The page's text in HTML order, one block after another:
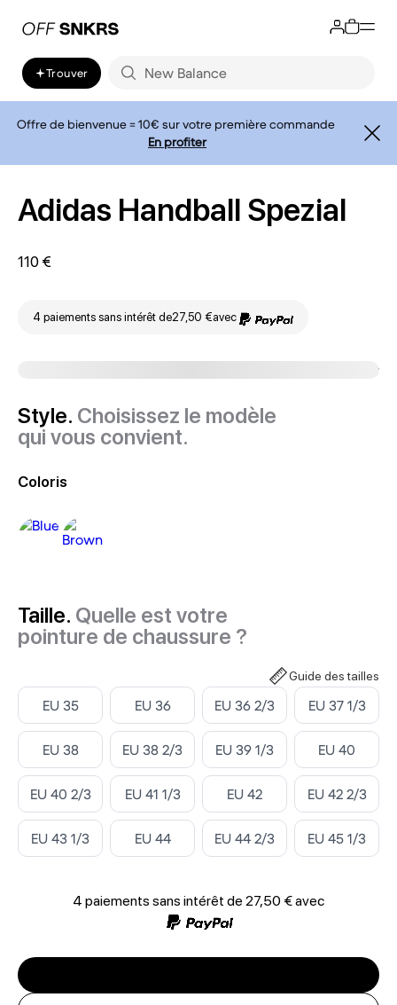
Trouver
Offre de bienvenue = 10€ sur votre première commande
En profiter
Adidas Handball Spezial
110 €
4 paiements sans intérêt de27,50 €avec
Style. Choisissez le modèle
qui vous convient.
Coloris
Taille. Quelle est votre
pointure de chaussure ?
Guide des tailles
Select ‎
EU 35 Select ‎
EU 36 Select ‎
EU 36 2/3 Select ‎
EU 37 1/3
Select ‎
EU 38 Select ‎
EU 38 2/3 Select ‎
EU 39 1/3 Select ‎
EU 40
Select ‎
EU 40 2/3 Select ‎
EU 41 1/3 Select ‎
EU 42 Select ‎
EU 42 2/3
Select ‎
EU 43 1/3 Select ‎
EU 44 Select ‎
EU 44 2/3 Select ‎
EU 45 1/3
4 paiements sans intérêt de 27,50 €avec